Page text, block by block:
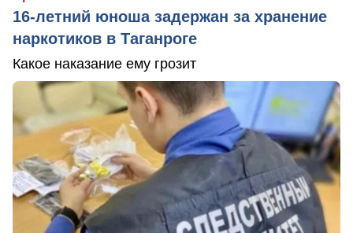
16-летний юноша задержан за хранение
наркотиков в Таганроге
Какое наказание ему грозит